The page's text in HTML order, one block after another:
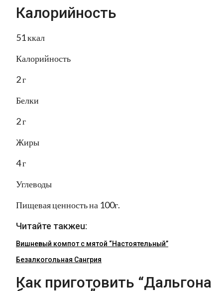
Калорийность
51 ккал
Калорийность
2 г
Белки
2 г
Жиры
4 г
Углеводы
Пищевая ценность на 100г.
Читайте такжеu:
Вишневый компот с мятой “Настоятельный”
Безалкогольная Сангрия
Как приготовить “Дальгона